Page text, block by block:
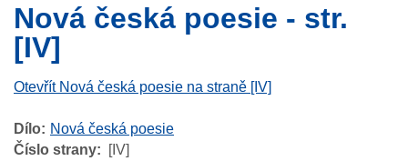
Nová česká poesie - str.
[IV]
Otevřít Nová česká poesie na straně [IV]
Dílo
Nová česká poesie
Číslo strany
[IV]